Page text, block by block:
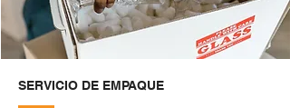
SERVICIO DE EMPAQUE